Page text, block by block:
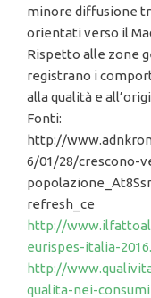
minore diffusione
orientati verso il
Rispetto alle zone
registrano i
alla qualità e
Fonti:
http://
6/01/28/crescono-
refresh_ce
http://
eurispes-italia-
http://
qualita-nei-